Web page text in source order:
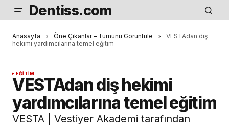
Dentiss.com
Anasayfa Öne Çıkanlar – Tümünü Görüntüle
VESTAdan diş
hekimi yardımcılarına temel eğitim
EĞITIM
VESTAdan diş hekimi
yardımcılarına temel eğitim
VESTA | Vestiyer Akademi tarafından